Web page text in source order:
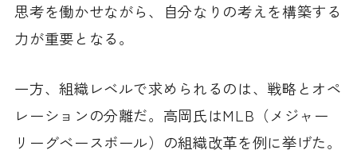
思考を働かせながら、自分なりの考えを構築する
力が重要となる。
一方、組織レベルで求められるのは、戦略とオペ
レーションの分離だ。高岡氏はMLB（メジャー
リーグベースボール）の組織改革を例に挙げた。